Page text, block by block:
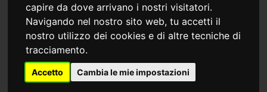
capire da dove arrivano i nostri visitatori.
Navigando nel nostro sito web, tu accetti il
nostro utilizzo dei cookies e di altre tecniche di
tracciamento.
Accetto Cambia le mie impostazioni
L’Ispettoria Italia – Nord Estdichiara pubblicamente
che nello svolgimento della sua missione si attiene
scrupolosamente alla normativa vigente circa la
protezione dei minori e la correttezza in tutte le forme
di relazione interpersonale (
espressamente dichiarato l’orizzonte ideale all’interno
del quale saranno lette sfide, individuate priorità, scelte